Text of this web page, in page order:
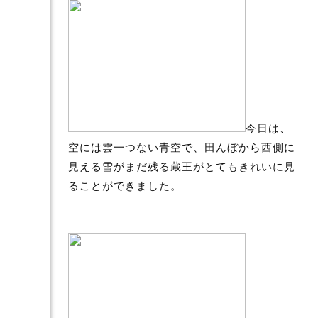
今日は、
空には雲一つない青空で、田んぼから西側に
見える雪がまだ残る蔵王がとてもきれいに見
ることができました。